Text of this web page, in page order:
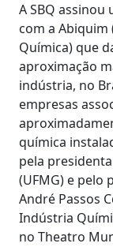
A SBQ
com a Abiquim
Química) que
aproximação
indústria, no
empresas
química
pela
(UFMG) e pelo
André Passos
Indústria
no Theatro